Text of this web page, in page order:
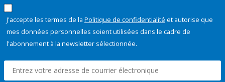
J'accepte les termes de la Politique de confidentialité et autorise que
mes données personnelles soient utilisées dans le cadre de
l'abonnement à la newsletter sélectionnée.